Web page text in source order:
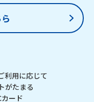
利用に応じて
がたまる
ード